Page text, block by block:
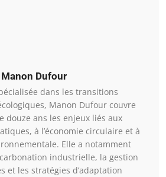
Manon Dufour
dans les transitions
Manon Dufour couvre
douze ans les enjeux liés aux
à l’économie circulaire et à
Elle a notamment
industrielle, la gestion
et les stratégies d’adaptation